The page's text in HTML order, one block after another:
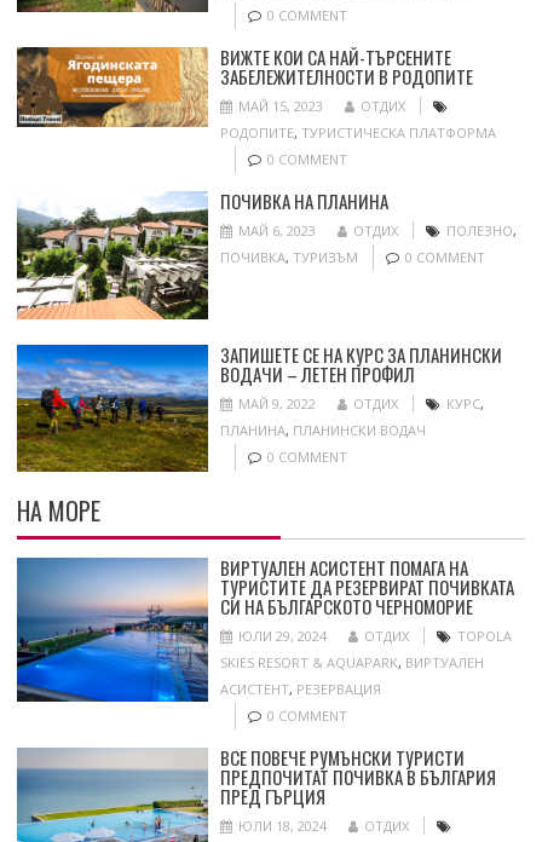
0 COMMENT
ВИЖТЕ КОИ СА НАЙ-ТЪРСЕНИТЕ
ЗАБЕЛЕЖИТЕЛНОСТИ В РОДОПИТЕ
МАЙ 15, 2023
ОТДИХ
РОДОПИТЕ, ТУРИСТИЧЕСКА ПЛАТФОРМА
0 COMMENT
ПОЧИВКА НА ПЛАНИНА
МАЙ 6, 2023 ОТДИХ ПОЛЕЗНО,
ПОЧИВКА, ТУРИЗЪМ 0 COMMENT
ЗАПИШЕТЕ СЕ НА КУРС ЗА ПЛАНИНСКИ
ВОДАЧИ – ЛЕТЕН ПРОФИЛ
МАЙ 9, 2022 ОТДИХ КУРС,
ПЛАНИНА, ПЛАНИНСКИ ВОДАЧ
0 COMMENT
НА МОРЕ
ВИРТУАЛЕН АСИСТЕНТ ПОМАГА НА
ТУРИСТИТЕ ДА РЕЗЕРВИРАТ ПОЧИВКАТА
СИ НА БЪЛГАРСКОТО ЧЕРНОМОРИЕ
ЮЛИ 29, 2024 ОТДИХ
TOPOLA
SKIES RESORT & AQUAPARK, ВИРТУАЛЕН
АСИСТЕНТ, РЕЗЕРВАЦИЯ
0 COMMENT
ВСЕ ПОВЕЧЕ РУМЪНСКИ ТУРИСТИ
ПРЕДПОЧИТАТ ПОЧИВКА В БЪЛГАРИЯ
ПРЕД ГЪРЦИЯ
ЮЛИ 18, 2024
ОТДИХ